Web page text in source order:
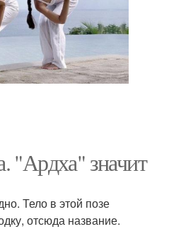
"Ардха" значит
Тело в этой позе
отсюда название.